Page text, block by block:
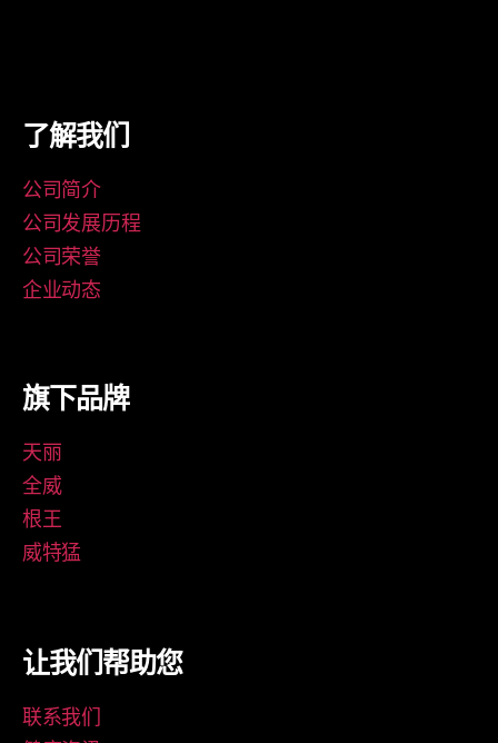
了解我们
公司简介
公司发展历程
公司荣誉
企业动态
旗下品牌
天丽
全威
根王
威特猛
让我们帮助您
联系我们